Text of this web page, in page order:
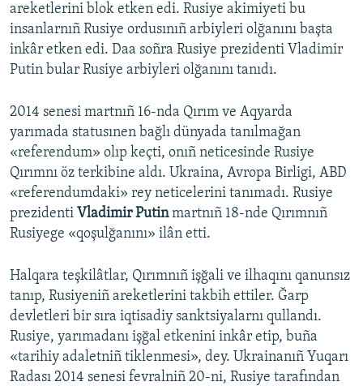
areketlerini blok etken edi. Rusiye akimiyeti bu
insanlarnıñ Rusiye ordusınıñ arbiyleri olğanını başta
inkâr etken edi. Daa soñra Rusiye prezidenti Vladimir
Putin bular Rusiye arbiyleri olğanını tanıdı.
2014 senesi martnıñ 16-nda Qırım ve Aqyarda
yarımada statusınen bağlı dünyada tanılmağan
«referendum» olıp keçti, onıñ neticesinde Rusiye
Qırımnı öz terkibine aldı. Ukraina, Avropa Birligi, ABD
«referendumdaki» rey neticelerini tanımadı. Rusiye
prezidenti Vladimir Putinmartnıñ 18-nde Qırımnıñ
Rusiyege «qoşulğanını» ilân etti.
Halqara teşkilâtlar, Qırımnıñ işğali ve ilhaqını qanunsız
tanıp, Rusiyeniñ areketlerini takbih ettiler. Ğarp
devletleri bir sıra iqtisadiy sanktsiyalarnı qullandı.
Rusiye, yarımadanı işğal etkenini inkâr etip, buña
«tarihiy adaletniñ tiklenmesi», dey. Ukrainanıñ Yuqarı
Radası 2014 senesi fevralniñ 20-ni, Rusiye tarafından